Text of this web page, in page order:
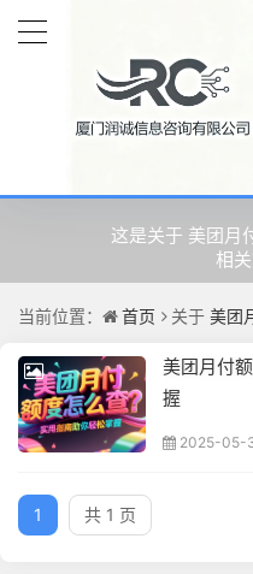
美团月付
这是关于 美团月
相
当前位置： 首页 关于 美团
美团月付
握
2025-05-
1 共 1 页